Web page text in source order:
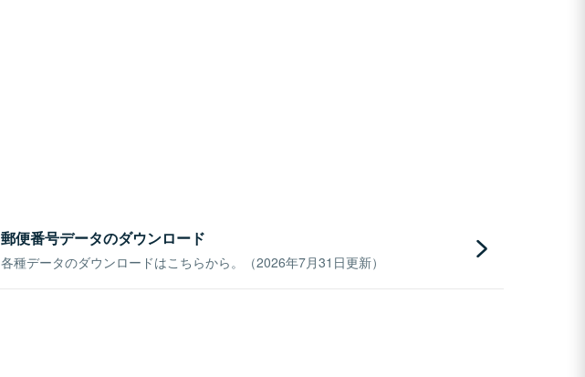
郵便番号データのダウンロード
各種データのダウンロードはこちらから。（2026年7月31日更新）